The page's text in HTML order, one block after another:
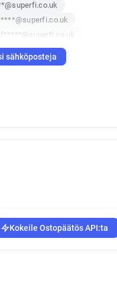
f*****@superfi.co.uk
v**********@superfi.co.uk
sähköposteja
Kokeile Ostopäätös API:ta